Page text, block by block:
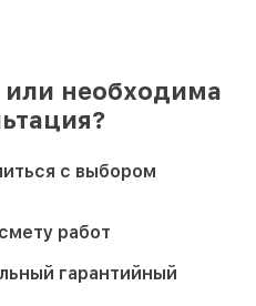
или необходима
с выбором
работ
гарантийный